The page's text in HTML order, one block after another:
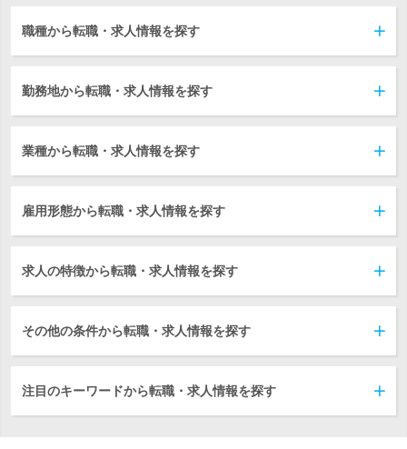
職種から転職・求人情報を探す
勤務地から転職・求人情報を探す
業種から転職・求人情報を探す
雇用形態から転職・求人情報を探す
求人の特徴から転職・求人情報を探す
その他の条件から転職・求人情報を探す
注目のキーワードから転職・求人情報を探す